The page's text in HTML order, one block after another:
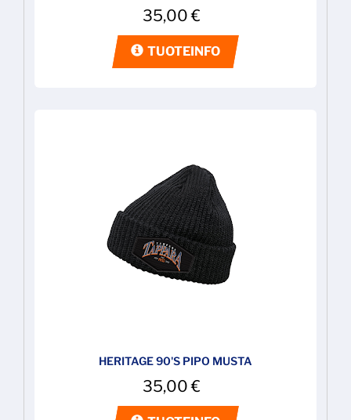
35,00€
TUOTEINFO
HERITAGE 90'S PIPO MUSTA
35,00€